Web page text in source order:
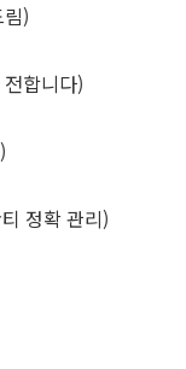
)
합니다)
정확 관리)